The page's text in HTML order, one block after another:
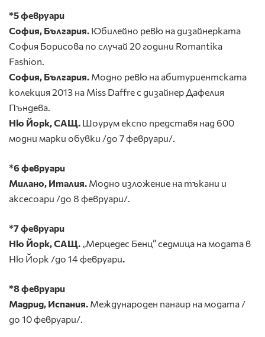
*5 февруари
София, България. Юбилейно ревю на дизайнерката
София Борисова по случай 20 години Romantika
Fashion.
София, България. Модно ревю на абитуриентската
колекция 2013 на Miss Daffre с дизайнер Дафелия
Пъндева.
Ню Йорк, САЩ. Шоурум експо представя над 600
модни марки обувки /до 7 февруари/.
*6 февруари
Милано, Италия. Модно изложение на тъкани и
аксесоари /до 8 февруари/.
*7 февруари
Ню Йорк, САЩ. „Мерцедес Бенц” седмица на модата в
Ню Йорк /до 14 февруари.
*8 февруари
Мадрид, Испания. Международен панаир на модата /
до 10 февруари/.